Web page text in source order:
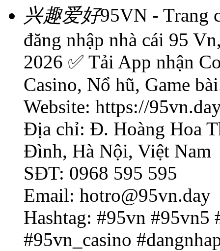
兴趣爱好95VN - Trang
đăng nhập nhà cái 95
2026 ✅ Tải App nhận
Casino, Nổ hũ, Game
Website: https://
Địa chỉ: Đ. Hoàng Hoa
Đình, Hà Nội, Việt Nam
SĐT: 0968 595 595
Email: hotro@95vn.day
Hashtag: #95vn #95vn5
#95vn_casino